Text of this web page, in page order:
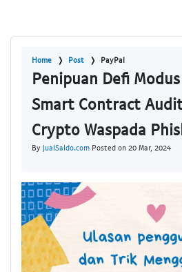
Home Post PayPal
Penipuan Defi
Smart Contract
Crypto Waspada
By JualSaldo.com Posted on 20 Mar, 2024